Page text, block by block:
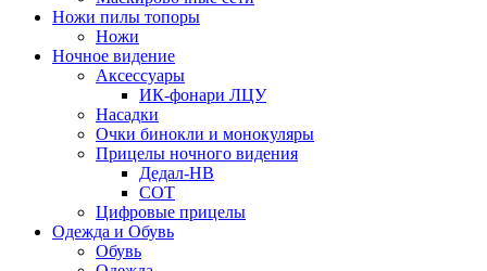
Ножи пилы топоры
Ножи
Ночное видение
Аксессуары
ИК-фонари ЛЦУ
Насадки
Очки бинокли и монокуляры
Прицелы ночного видения
Дедал-НВ
СОТ
Цифровые прицелы
Одежда и Обувь
Обувь